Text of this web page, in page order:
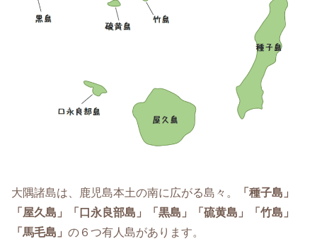
大隅諸島は、鹿児島本土の南に広がる島々。
「種子島」
「屋久島」「口永良部島」「黒島」「硫黄島」「竹島」
「馬毛島」 の６つ有人島があります。